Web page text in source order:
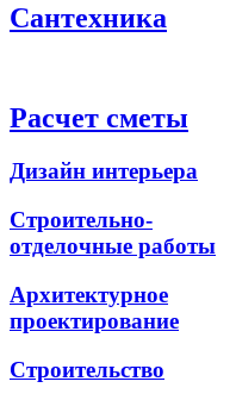
Сантехника
Расчет сметы
Дизайн интерьера
Строительно-
отделочные работы
Архитектурное
проектирование
Строительство